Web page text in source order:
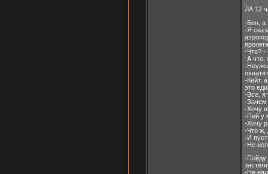
ЛА 12
-Бен, а
-Я
-Что? -
-А что,
-
-Кейт,
это
-Все, я
-Зачем
-Хочу
-Пей у
-Хочу
-Что ж,
-И
-Не
-Пойду
-Не